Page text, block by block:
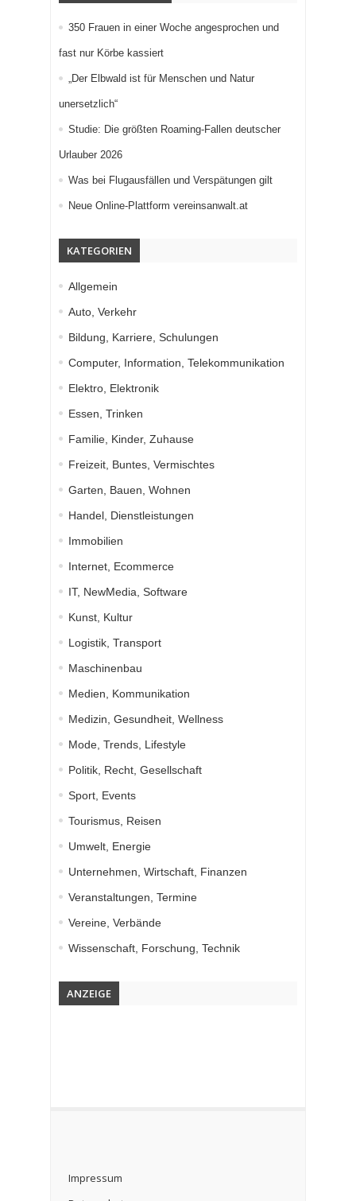
350 Frauen in einer Woche angesprochen und
fast nur Körbe kassiert
„Der Elbwald ist für Menschen und Natur
unersetzlich“
Studie: Die größten Roaming-Fallen deutscher
Urlauber 2026
Was bei Flugausfällen und Verspätungen gilt
Neue Online-Plattform vereinsanwalt.at
KATEGORIEN
Allgemein
Auto, Verkehr
Bildung, Karriere, Schulungen
Computer, Information, Telekommunikation
Elektro, Elektronik
Essen, Trinken
Familie, Kinder, Zuhause
Freizeit, Buntes, Vermischtes
Garten, Bauen, Wohnen
Handel, Dienstleistungen
Immobilien
Internet, Ecommerce
IT, NewMedia, Software
Kunst, Kultur
Logistik, Transport
Maschinenbau
Medien, Kommunikation
Medizin, Gesundheit, Wellness
Mode, Trends, Lifestyle
Politik, Recht, Gesellschaft
Sport, Events
Tourismus, Reisen
Umwelt, Energie
Unternehmen, Wirtschaft, Finanzen
Veranstaltungen, Termine
Vereine, Verbände
Wissenschaft, Forschung, Technik
ANZEIGE
Impressum